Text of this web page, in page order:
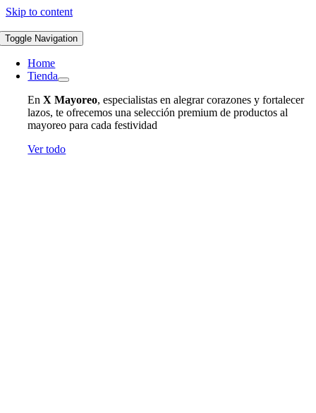
Skip to content
Toggle Navigation
Home
Tienda
EnX Mayoreo, especialistas en alegrar corazones y fortalecer
lazos, te ofrecemos una selección premium de productos al
mayoreo para cada festividad
Ver todo